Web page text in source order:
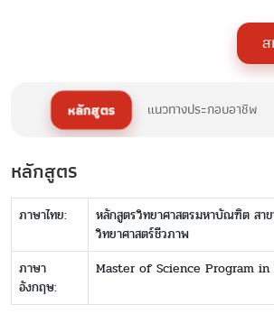
หลักสูตร แนวทางประกอบอาชีพ
หลักสูตร
ภาษาไทย:
หลักสูตรวิทยาศาสตรมหาบัณฑิต สาข
วิทยาศาสตร์ชีวภาพ
ภาษา
อังกฤษ:
Master of Science Program in